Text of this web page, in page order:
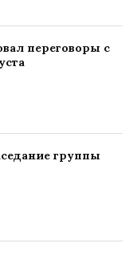
переговоры с
группы